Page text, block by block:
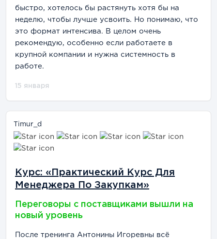
быстро, хотелось бы растянуть хотя бы на
неделю, чтобы лучше усвоить. Но понимаю, что
это формат интенсива. В целом очень
рекомендую, особенно если работаете в
крупной компании и нужна системность в
работе.
15 января
Timur_d
Курс: «Практический Курс Для
Менеджера По Закупкам»
Переговоры с поставщиками вышли на
новый уровень
После тренинга Антонины Игоревны всё